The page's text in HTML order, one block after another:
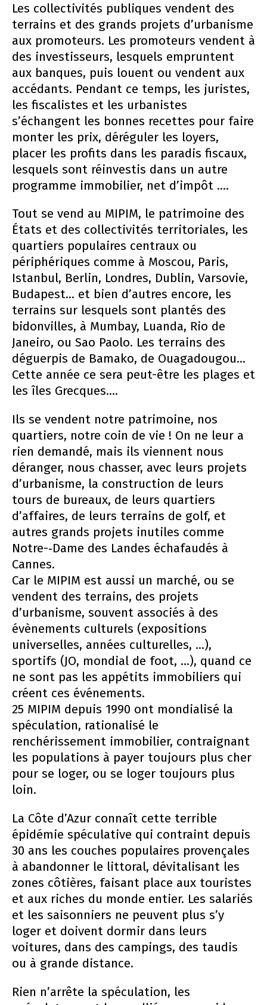
Les collectivités publiques vendent des
terrains et des grands projets d’urbanisme
aux promoteurs. Les promoteurs vendent à
des investisseurs, lesquels empruntent
aux banques, puis louent ou vendent aux
accédants. Pendant ce temps, les juristes,
les fiscalistes et les urbanistes
s’échangent les bonnes recettes pour faire
monter les prix, déréguler les loyers,
placer les profits dans les paradis fiscaux,
lesquels sont réinvestis dans un autre
programme immobilier, net d’impôt ....
Tout se vend au MIPIM, le patrimoine des
États et des collectivités territoriales, les
quartiers populaires centraux ou
périphériques comme à Moscou, Paris,
Istanbul, Berlin, Londres, Dublin, Varsovie,
Budapest... et bien d’autres encore, les
terrains sur lesquels sont plantés des
bidonvilles, à Mumbay, Luanda, Rio de
Janeiro, ou Sao Paolo. Les terrains des
déguerpis de Bamako, de Ouagadougou...
Cette année ce sera peut-être les plages et
les îles Grecques....
Ils se vendent notre patrimoine, nos
quartiers, notre coin de vie ! On ne leur a
rien demandé, mais ils viennent nous
déranger, nous chasser, avec leurs projets
d’urbanisme, la construction de leurs
tours de bureaux, de leurs quartiers
d’affaires, de leurs terrains de golf, et
autres grands projets inutiles comme
Notre-­‐Dame des Landes échafaudés à
Cannes.
Car le MIPIM est aussi un marché, ou se
vendent des terrains, des projets
d’urbanisme, souvent associés à des
évènements culturels (expositions
universelles, années culturelles, ...),
sportifs (JO, mondial de foot, ...), quand ce
ne sont pas les appétits immobiliers qui
créent ces événements.
25 MIPIM depuis 1990 ont mondialisé la
spéculation, rationalisé le
renchérissement immobilier, contraignant
les populations à payer toujours plus cher
pour se loger, ou se loger toujours plus
loin.
La Côte d’Azur connaît cette terrible
épidémie spéculative qui contraint depuis
30 ans les couches populaires provençales
à abandonner le littoral, dévitalisant les
zones côtières, faisant place aux touristes
et aux riches du monde entier. Les salariés
et les saisonniers ne peuvent plus s’y
loger et doivent dormir dans leurs
voitures, dans des campings, des taudis
ou à grande distance.
Rien n’arrête la spéculation, les